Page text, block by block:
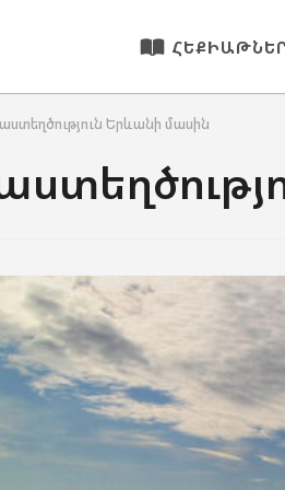
ՀԵՔԻԱԹՆԵՐ
Երևանի մասին